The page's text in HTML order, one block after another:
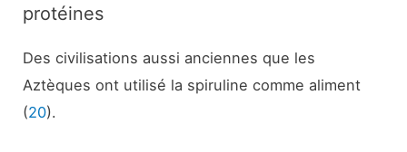
protéines
Des civilisations aussi anciennes que les
Aztèques ont utilisé la spiruline comme aliment
(20).